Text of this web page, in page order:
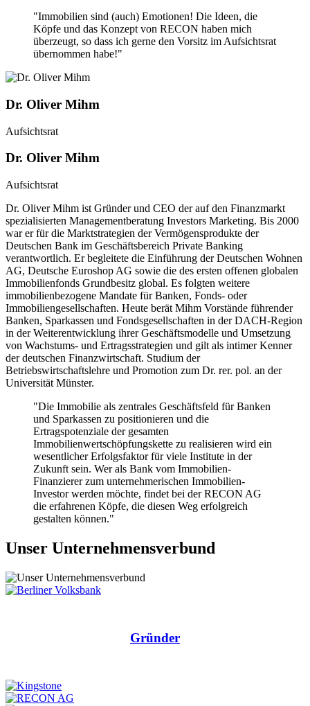
"Immobilien sind (auch) Emotionen! Die Ideen, die
Köpfe und das Konzept von RECON haben mich
überzeugt, so dass ich gerne den Vorsitz im Aufsichtsrat
übernommen habe!"
Dr. Oliver Mihm
Aufsichtsrat
Dr. Oliver Mihm
Aufsichtsrat
Dr. Oliver Mihm ist Gründer und CEO der auf den Finanzmarkt
spezialisierten Managementberatung Investors Marketing. Bis 2000
war er für die Marktstrategien der Vermögensprodukte der
Deutschen Bank im Geschäftsbereich Private Banking
verantwortlich. Er begleitete die Einführung der Deutschen Wohnen
AG, Deutsche Euroshop AG sowie die des ersten offenen globalen
Immobilienfonds Grundbesitz global. Es folgten weitere
immobilienbezogene Mandate für Banken, Fonds- oder
Immobiliengesellschaften. Heute berät Mihm Vorstände führender
Banken, Sparkassen und Fondsgesellschaften in der DACH-Region
in der Weiterentwicklung ihrer Geschäftsmodelle und Umsetzung
von Wachstums- und Ertragsstrategien und gilt als intimer Kenner
der deutschen Finanzwirtschaft. Studium der
Betriebswirtschaftslehre und Promotion zum Dr. rer. pol. an der
Universität Münster.
"Die Immobilie als zentrales Geschäftsfeld für Banken
und Sparkassen zu positionieren und die
Ertragspotenziale der gesamten
Immobilienwertschöpfungskette zu realisieren wird ein
wesentlicher Erfolgsfaktor für viele Institute in der
Zukunft sein. Wer als Bank vom Immobilien-
Finanzierer zum unternehmerischen Immobilien-
Investor werden möchte, findet bei der RECON AG
die erfahrenen Köpfe, die diesen Weg erfolgreich
gestalten können."
Unser Unternehmensverbund
Gründer